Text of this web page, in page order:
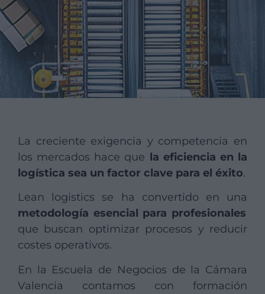
La creciente exigencia y competencia en
los mercados hace que la eficiencia en la
logística sea un factor clave para el éxito.
Lean logistics se ha convertido en una
metodología esencial para profesionales
que buscan optimizar procesos y reducir
costes operativos.
En la Escuela de Negocios de la Cámara
Valencia contamos con formación